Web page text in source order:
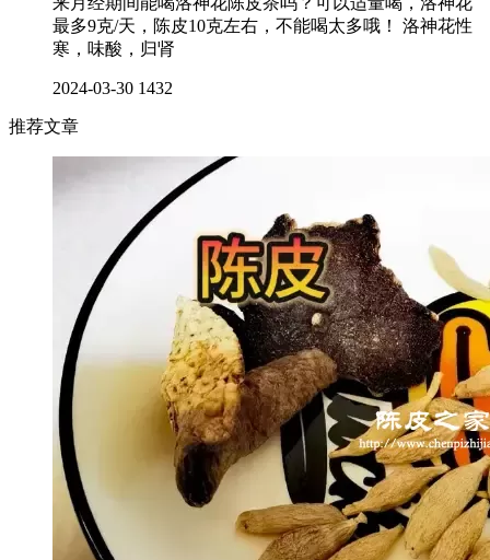
最多9克/天，陈皮10克左右，不能喝太多哦！ 洛神花性
寒，味酸，归肾
2024-03-30 1432
推荐文章